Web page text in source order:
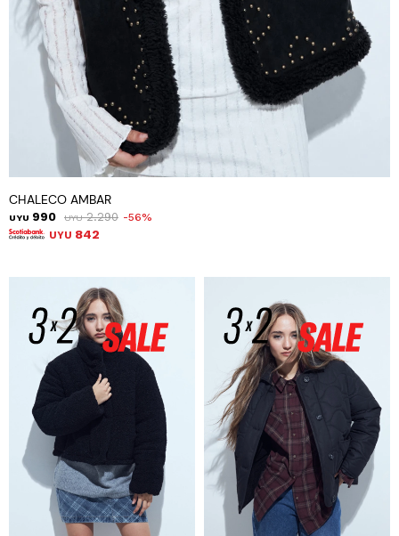
CHALECO AMBAR
UYU 990 UYU 2.290 56
UYU 842